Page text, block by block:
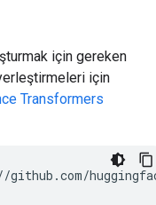
için gereken
için
Transformers